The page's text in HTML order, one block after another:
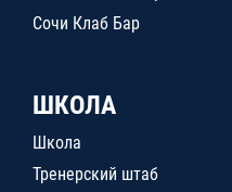
Сочи Клаб Бар
ШКОЛА
Школа
Тренерский штаб